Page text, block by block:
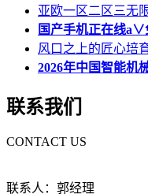
亚欧一区二区三无
国产手机正在线a∨
风口之上的匠心培
2026年中国智能机
联系我们
CONTACT US
联系人：郭经理